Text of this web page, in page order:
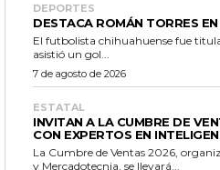
DEPORTES
DESTACA ROMÁN TORRES
El futbolista chihuahuense fue
asistió un gol...
7 de agosto de 2026
ESTATAL
INVITAN A LA CUMBRE DE
CON EXPERTOS EN
La Cumbre de Ventas 2026,
y Mercadotecnia, se llevará...